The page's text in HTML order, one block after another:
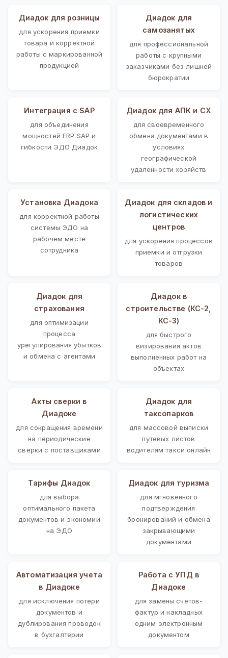
Диадок для розницы
для ускорения приемки
товара и корректной
работы с маркированной
продукцией
Диадок для
самозанятых
для профессиональной
работы с крупными
заказчиками без лишней
бюрократии
Интеграция с SAP
для объединения
мощностей ERP SAP и
гибкости ЭДО Диадок
Диадок для АПК и СХ
для своевременного
обмена документами в
условиях
географической
удаленности хозяйств
Установка Диадока
для корректной работы
системы ЭДО на
рабочем месте
сотрудника
Диадок для складов и
логистических
центров
для ускорения процессов
приемки и отгрузки
товаров
Диадок для
страхования
для оптимизации
процесса
урегулирования убытков
и обмена с агентами
Диадок в
строительстве (КС-2,
КС-3)
для быстрого
визирования актов
выполненных работ на
объектах
Акты сверки в
Диадоке
для сокращения времени
на периодические
сверки с поставщиками
Диадок для
таксопарков
для массовой выписки
путевых листов
водителям такси онлайн
Тарифы Диадок
для выбора
оптимального пакета
документов и экономии
на ЭДО
Диадок для туризма
для мгновенного
подтверждения
бронирований и обмена
закрывающими
документами
Автоматизация учета
в Диадоке
для исключения потери
документов и
дублирования проводок
в бухгалтерии
Работа с УПД в
Диадоке
для замены счетов-
фактур и накладных
одним электронным
документом